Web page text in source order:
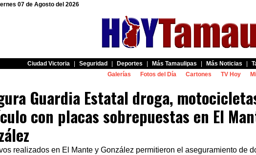
07 de Agosto del 2026
Ciudad Victoria Seguridad Deportes Más Tamaulipas Más Noticias
Galerías
Fotos del Día Cartones TV Hoy
Guardia Estatal droga,
con placas sobrepuestas en El
realizados en El Mante y González permitieron el aseguramiento de